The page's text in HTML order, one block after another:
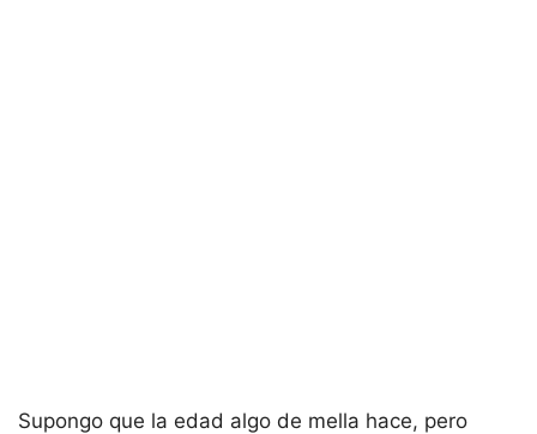
Supongo que la edad algo de mella hace, pero